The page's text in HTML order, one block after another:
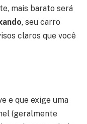
mais barato será
, seu carro
claros que você
e que exige uma
(geralmente